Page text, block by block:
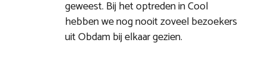
geweest. Bij het optreden in Cool
hebben we nog nooit zoveel bezoekers
uit Obdam bij elkaar gezien.